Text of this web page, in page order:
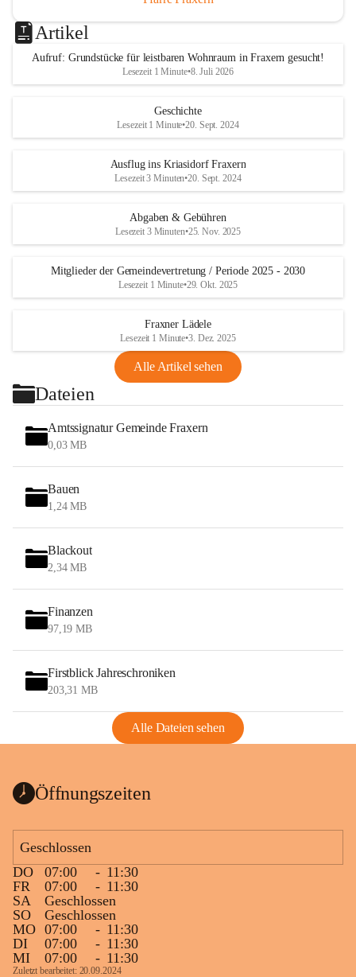
Artikel
Aufruf: Grundstücke für leistbaren Wohnraum in Fraxern gesucht!
Lesezeit 1 Minute•8. Juli 2026
Geschichte
Lesezeit 1 Minute•20. Sept. 2024
Ausflug ins Kriasidorf Fraxern
Lesezeit 3 Minuten•20. Sept. 2024
Abgaben & Gebühren
Lesezeit 3 Minuten•25. Nov. 2025
Mitglieder der Gemeindevertretung / Periode 2025 - 2030
Lesezeit 1 Minute•29. Okt. 2025
Fraxner Lädele
Lesezeit 1 Minute•3. Dez. 2025
Alle Artikel sehen
Dateien
Amtssignatur Gemeinde Fraxern
0,03 MB
Bauen
1,24 MB
Blackout
2,34 MB
Finanzen
97,19 MB
Firstblick Jahreschroniken
203,31 MB
Alle Dateien sehen
Öffnungszeiten
Geschlossen
DO
07:00 - 11:30
FR
07:00 - 11:30
SA
Geschlossen
SO
Geschlossen
MO 07:00 - 11:30
DI
07:00 - 11:30
MI
07:00 - 11:30
Zuletzt bearbeitet: 20.09.2024